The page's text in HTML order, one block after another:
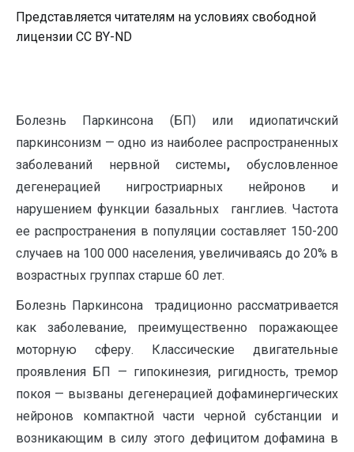
Представляется читателям на условиях свободной
лицензии CC BY-ND
Болезнь Паркинсона (БП) или идиопатичский
паркинсонизм — одно из наиболее распространенных
заболеваний нервной системы, обусловленное
дегенерацией нигростриарных нейронов и
нарушением функции базальных ганглиев. Частота
ее распространения в популяции составляет 150-200
случаев на 100 000 населения, увеличиваясь до 20% в
возрастных группах старше 60 лет.
Болезнь Паркинсона традиционно рассматривается
как заболевание, преимущественно поражающее
моторную сферу. Классические двигательные
проявления БП — гипокинезия, ригидность, тремор
покоя — вызваны дегенерацией дофаминергических
нейронов компактной части черной субстанции и
возникающим в силу этого дефицитом дофамина в